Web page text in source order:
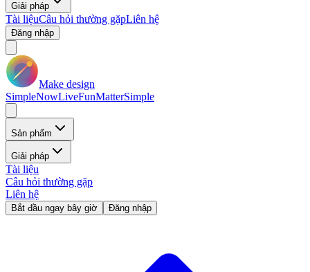
Giải pháp
Tài liệuCâu hỏi thường gặpLiên hệ
Đăng nhập
Make design
SimpleNowLiveFunMatterSimple
Sản phẩm
Giải pháp
Tài liệu
Câu hỏi thường gặp
Liên hệ
Bắt đầu ngay bây giờ Đăng nhập